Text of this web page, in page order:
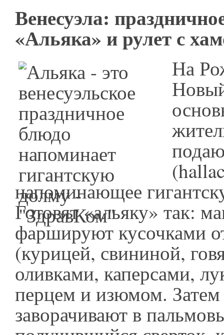
Венесуэла:
«Альяка» и рулет с
На
напоминающее
Готовят «альяку» так:
фаршируют кусочками
(курицей, свининой,
оливками, каперсами,
перцем и изюмом.
заворачивают в